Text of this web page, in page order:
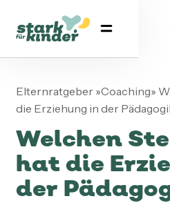
Elternratgeber »Coaching»
die Erziehung in der
Welchen
hat die
der